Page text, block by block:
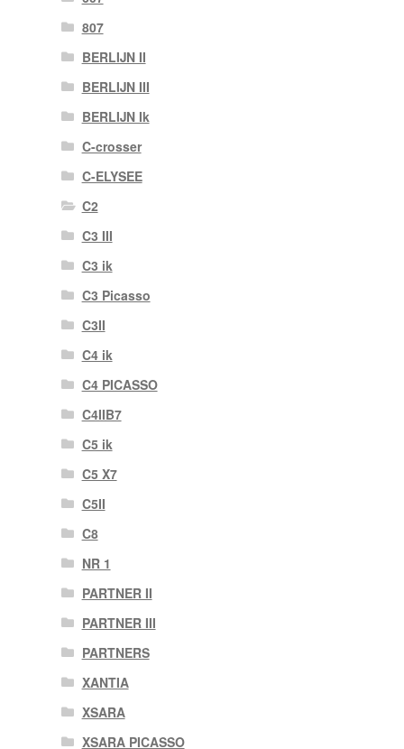
807
BERLIJN II
BERLIJN III
BERLIJN Ik
C-crosser
C-ELYSEE
C2
C3 III
C3 ik
C3 Picasso
C3II
C4 ik
C4 PICASSO
C4IIB7
C5 ik
C5 X7
C5II
C8
NR 1
PARTNER II
PARTNER III
PARTNERS
XANTIA
XSARA
XSARA PICASSO